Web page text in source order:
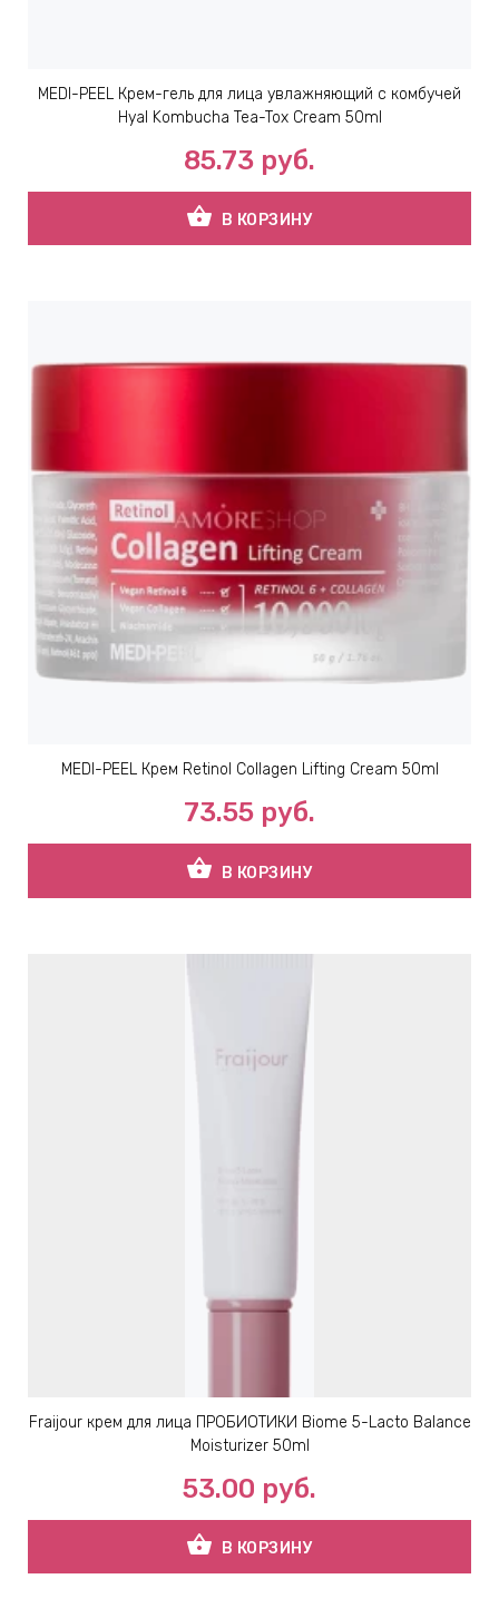
MEDI-PEEL Крем-гель для лица увлажняющий с комбучей
Hyal Kombucha Tea-Tox Cream 50ml
85.73 руб.
shopping_basket В КОРЗИНУ
MEDI-PEEL Крем Retinol Collagen Lifting Cream 50ml
73.55 руб.
shopping_basket В КОРЗИНУ
Fraijour крем для лица ПРОБИОТИКИ Biome 5-Lacto Balance
Moisturizer 50ml
53.00 руб.
shopping_basket В КОРЗИНУ